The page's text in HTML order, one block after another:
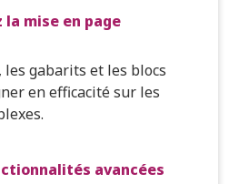
mise en page
les gabarits et les blocs
en efficacité sur les
avancées